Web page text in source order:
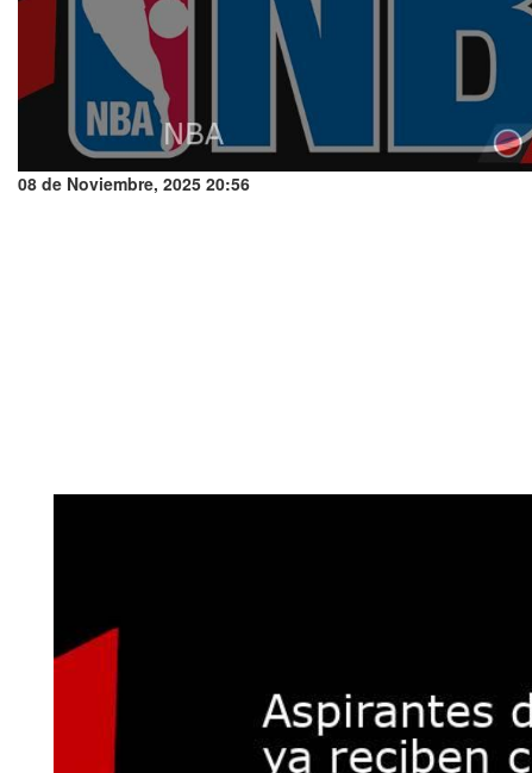
08 de Noviembre, 2025 20:56